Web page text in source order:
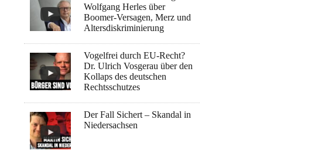
Wolfgang Herles über
Boomer-Versagen, Merz und
Altersdiskriminierung
Vogelfrei durch EU-Recht?
Dr. Ulrich Vosgerau über den
Kollaps des deutschen
Rechtsschutzes
Der Fall Sichert – Skandal in
Niedersachsen